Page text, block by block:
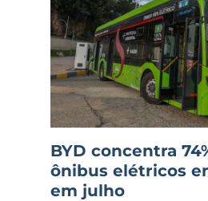
BYD concentra
ônibus elétricos
em julho